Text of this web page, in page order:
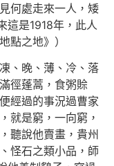
何處走來一人，矮
這是1918年，此人
點之地》）
、晚、薄、冷、落
徑蓬蒿，食粥賒
經過的事況過曹家
就是窮，一向窮，
聽說他賣畫，貴州
怪石之類小品，師